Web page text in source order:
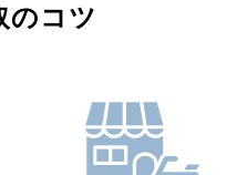
のコツ